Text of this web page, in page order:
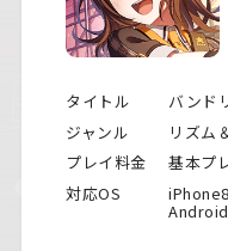
タイトル
バンド
ジャンル
リズム
プレイ料金
基本プ
対応OS